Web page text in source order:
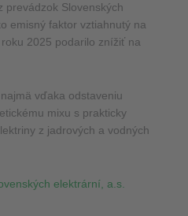
prevádzok Slovenských
emisný faktor vztiahnutý na
2025 podarilo znížiť na
vďaka odstaveniu
mixu s prakticky
z jadrových a vodných
elektrární, a.s.